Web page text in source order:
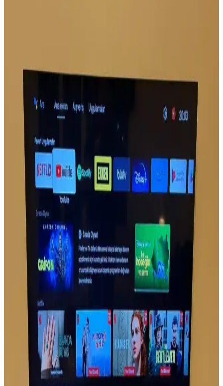
İki Grundig televizyon modeli detaylı karşılaştırmasıyla ekran
boyutu, görüntü teknolojisi ve kullanıcı memnuniyetine
Televizyon Kullanımını Kolaylaştıran Yeni Nesil TV
Klavyesi Özellikleri ve Avantajları
Televizyon kontrolünde devrim yaratan tv klavyesi, kablosuz
kullanım, pratiklik ve çok fonksiyonellik sunarak kullanıcı
deneyimini zenginleştiriyor.
Samsung The Frame: Estetik ve Fonksiyonelliği Bir
Arada Sunan Akıllı Televizyon
Samsung The Frame, şık tasarımı ve sanat modu özelliğiyle evinizde
estetik ve fonksiyonelliği bir araya getiriyor. 4K QLED
teknolojisiyle yüksek görüntü kalitesi sağlar.
Samsung 55DU7200 ve TCL 55C655 55 inç 4K
Ultra HD televizyon karşılaştırması
Samsung 55DU7200 ve TCL 55C655, 55 inç 4K televizyonlar
arasında görüntü ve ses kalitesi, teknolojik özellikler ve kullanıcı
deneyimleri açısından karşılaştırma yapılıyor.
Grundig Televizyon Kumandası Özellikleri ve
Kullanım İpuçlarıyla Ev Eğlencesini Artırın
Grundig televizyon kumandası, ergonomik tasarımı ve gelişmiş
fonksiyonlarıyla kullanıcıların evdeki eğlencesini kolayca
yönetmesini sağlar. Uzun ömürlü pil, uyumluluk ve teknolojik
gelişmelerle donatılmıştır.